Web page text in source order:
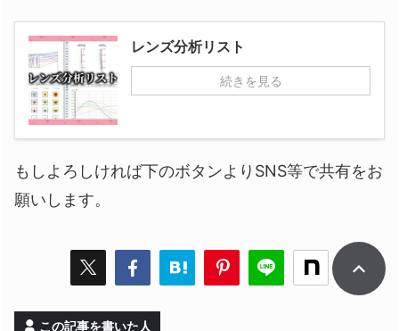
レンズ分析リスト
続きを見る
もしよろしければ下のボタンよりSNS等で共有をお
願いします。
この記事を書いた人